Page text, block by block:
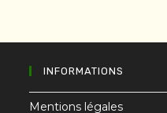
INFORMATIONS
Mentions légales